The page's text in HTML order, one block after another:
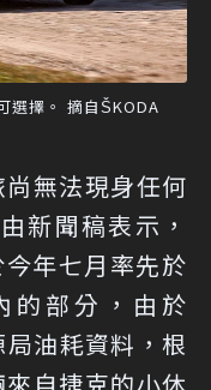
選擇。 摘自ŠKODA
無法現身任何
新聞稿表示，
年七月率先於
的部分，由於
油耗資料，根